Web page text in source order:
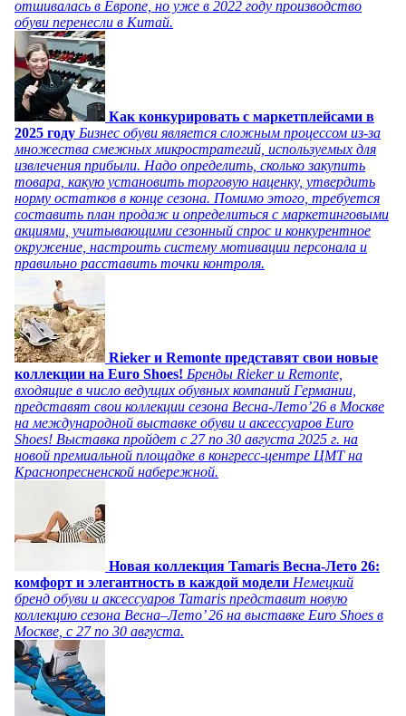
отшивалась в Европе, но уже в 2022 году производство
обуви перенесли в Китай.
Как конкурировать с маркетплейсами в
2025 году Бизнес обуви является сложным процессом из-за
множества смежных микростратегий, используемых для
извлечения прибыли. Надо определить, сколько закупить
товара, какую установить торговую наценку, утвердить
норму остатков в конце сезона. Помимо этого, требуется
составить план продаж и определиться с маркетинговыми
акциями, учитывающими сезонный спрос и конкурентное
окружение, настроить систему мотивации персонала и
правильно расставить точки контроля.
Rieker и Remonte представят свои новые
коллекции на Euro Shoes! Бренды Rieker и Remonte,
входящие в число ведущих обувных компаний Германии,
представят свои коллекции сезона Весна-Лето’26 в Москве
на международной выставке обуви и аксессуаров Euro
Shoes! Выставка пройдет c 27 по 30 августа 2025 г. на
новой премиальной площадке в конгресс-центре ЦМТ на
Краснопресненской набережной.
Новая коллекция Tamaris Весна-Лето 26:
комфорт и элегантность в каждой модели Немецкий
бренд обуви и аксессуаров Tamaris представит новую
коллекцию сезона Весна–Лето’ 26 на выставке Euro Shoes в
Москве, с 27 по 30 августа.